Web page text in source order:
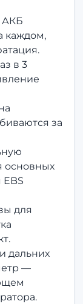
АКБ
каждом,
в 3
за
основных
для
дальних
—